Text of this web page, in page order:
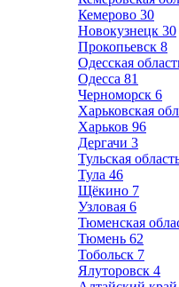
Кемерово 30
Новокузнецк 30
Прокопьевск 8
Одесская
Одесса 81
Черноморск 6
Харьковская
Харьков 96
Дергачи 3
Тульская
Тула 46
Щёкино 7
Узловая 6
Тюменская
Тюмень 62
Тобольск 7
Ялуторовск 4